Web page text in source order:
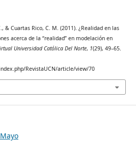
& Cuartas Rico, C. M. (2011). ¿Realidad en las
acerca de la “realidad” en modelación en
Universidad Católica Del Norte, 1(29), 49–65.
RevistaUCN/article/view/70